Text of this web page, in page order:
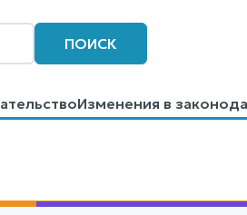
ПОИСК
Изменения в